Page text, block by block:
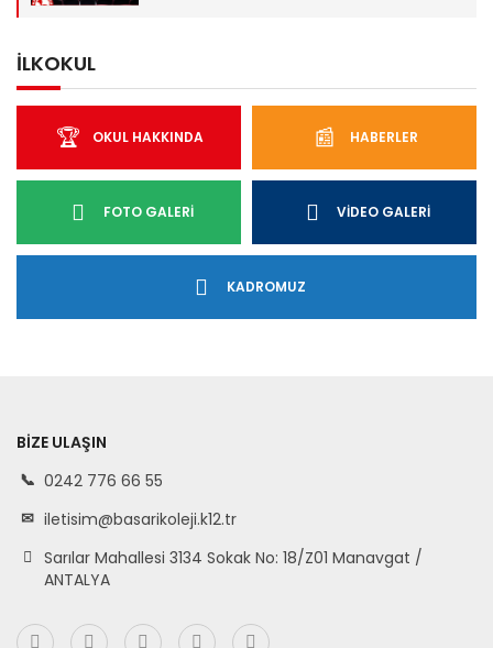
İLKOKUL
OKUL HAKKINDA HABERLER
FOTO GALERI VIDEO GALERI
KADROMUZ
BIZE ULAŞIN
0242 776 66 55
iletisim@basarikoleji.k12.tr
Sarılar Mahallesi 3134 Sokak No: 18/Z01 Manavgat /
ANTALYA